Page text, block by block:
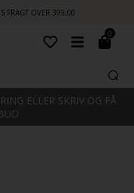
FRAGT OVER 399,00
0
ELLER SKRIV OG FÅ